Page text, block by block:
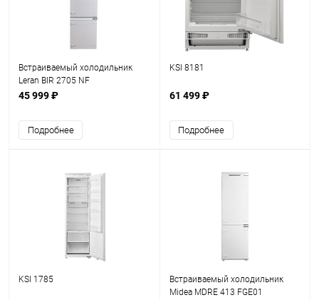
Встраиваемый холодильник
Leran BIR 2705 NF
45 999 ₽
Подробнее
KSI 8181
61 499 ₽
Подробнее
KSI 1785
Встраиваемый холодильник
Midea MDRE 413 FGE01